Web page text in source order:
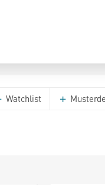
Watchlist